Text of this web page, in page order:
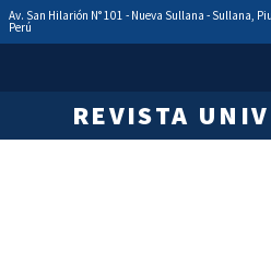
Av. San Hilarión N° 101 - Nueva Sullana - Sullana,
Perú
REVISTA